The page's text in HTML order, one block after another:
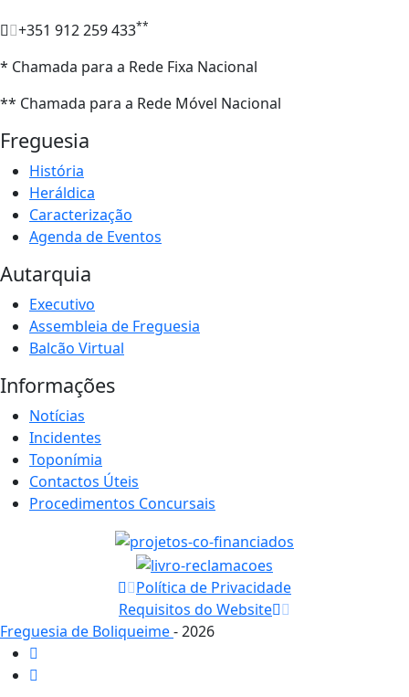
+351 912 259 433**
* Chamada para a Rede Fixa Nacional
** Chamada para a Rede Móvel Nacional
Freguesia
História
Heráldica
Caracterização
Agenda de Eventos
Autarquia
Executivo
Assembleia de Freguesia
Balcão Virtual
Informações
Notícias
Incidentes
Toponímia
Contactos Úteis
Procedimentos Concursais
Política de Privacidade
Requisitos do Website
Freguesia de Boliqueime- 2026